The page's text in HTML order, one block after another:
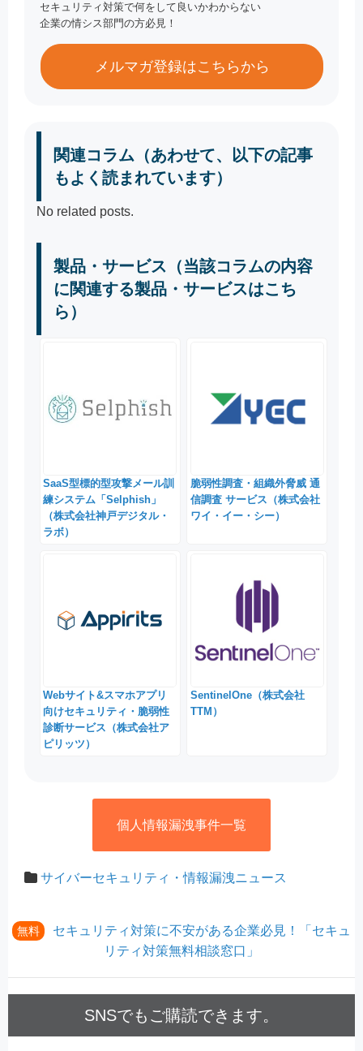
セキュリティ対策で何をして良いかわからない
企業の情シス部門の方必見！
メルマガ登録はこちらから
関連コラム（あわせて、以下の記事
もよく読まれています）
No related posts.
製品・サービス（当該コラムの内容
に関連する製品・サービスはこち
ら）
SaaS型標的型攻撃メール訓
練システム「Selphish」
（株式会社神戸デジタル・
ラボ）
脆弱性調査・組織外脅威 通
信調査 サービス（株式会社
ワイ・イー・シー）
Webサイト&スマホアプリ
向けセキュリティ・脆弱性
診断サービス（株式会社ア
ピリッツ）
SentinelOne（株式会社
TTM）
個人情報漏洩事件一覧
サイバーセキュリティ・情報漏洩ニュース
無料
セキュリティ対策に不安がある企業必見！「セキュ
リティ対策無料相談窓口」
SNSでもご購読できます。